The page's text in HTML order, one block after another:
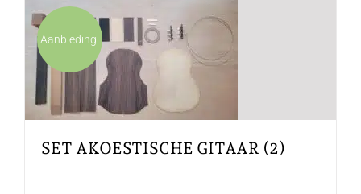
Aanbieding!
SET AKOESTISCHE GITAAR (2)